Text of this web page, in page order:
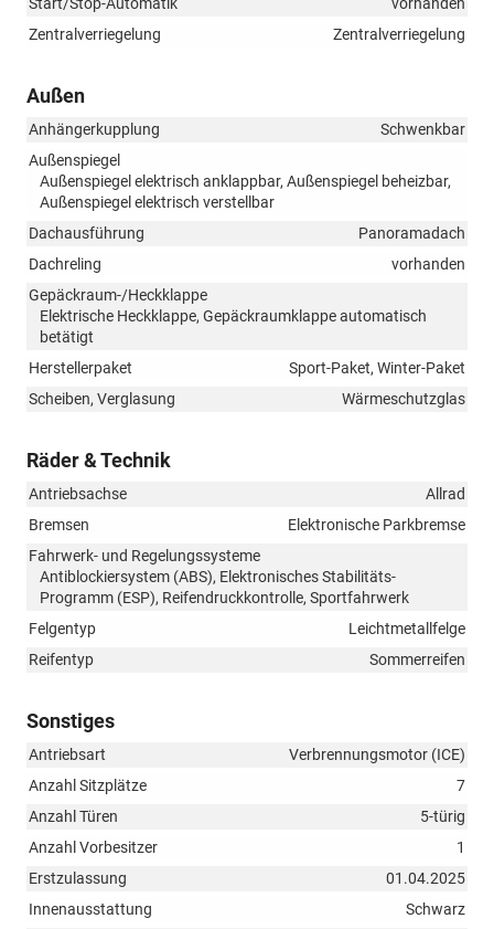
Zentralverriegelung
Zentralverriegelung
Außen
Anhängerkupplung
Schwenkbar
Außenspiegel
Außenspiegel elektrisch anklappbar, Außenspiegel beheizbar,
Außenspiegel elektrisch verstellbar
Dachausführung
Panoramadach
Dachreling
vorhanden
Gepäckraum-/Heckklappe
Elektrische Heckklappe, Gepäckraumklappe automatisch
betätigt
Herstellerpaket
Sport-Paket, Winter-Paket
Scheiben, Verglasung
Wärmeschutzglas
Räder & Technik
Antriebsachse
Allrad
Bremsen
Elektronische Parkbremse
Fahrwerk- und Regelungssysteme
Antiblockiersystem (ABS), Elektronisches Stabilitäts-
Programm (ESP), Reifendruckkontrolle, Sportfahrwerk
Felgentyp
Leichtmetallfelge
Reifentyp
Sommerreifen
Sonstiges
Antriebsart
Verbrennungsmotor (ICE)
Anzahl Sitzplätze
7
Anzahl Türen
5-türig
Anzahl Vorbesitzer
1
Erstzulassung
01.04.2025
Innenausstattung
Schwarz